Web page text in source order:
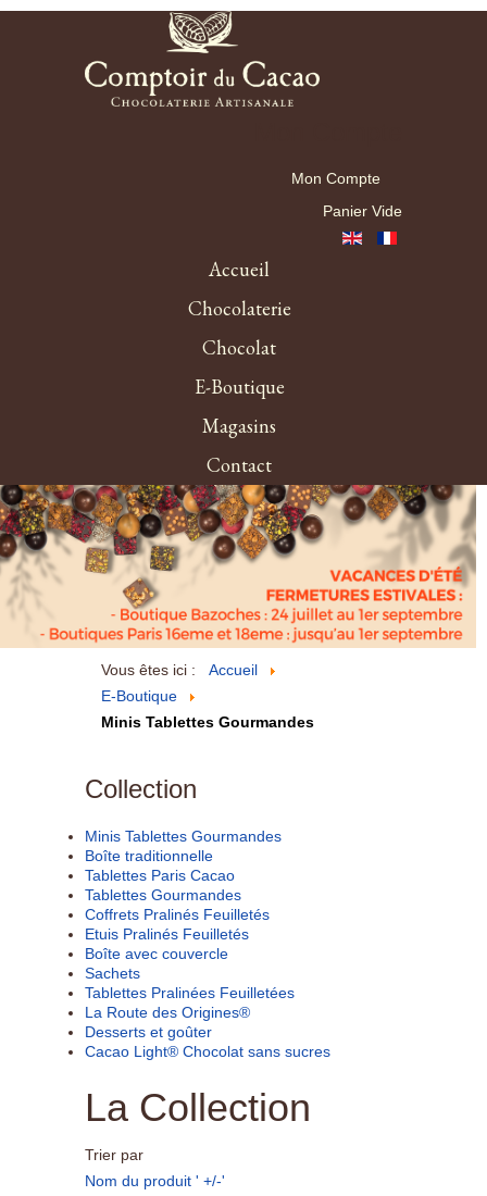
Mon Compte
Panier Vide
Accueil
Chocolaterie
Chocolat
E-Boutique
Magasins
Contact
Vous êtes ici :
Accueil
E-Boutique
Minis Tablettes Gourmandes
Collection
Minis Tablettes Gourmandes
Boîte traditionnelle
Tablettes Paris Cacao
Tablettes Gourmandes
Coffrets Pralinés Feuilletés
Etuis Pralinés Feuilletés
Boîte avec couvercle
Sachets
Tablettes Pralinées Feuilletées
La Route des Origines®
Desserts et goûter
Cacao Light® Chocolat sans sucres
La Collection
Trier par
Nom du produit ' +/-'